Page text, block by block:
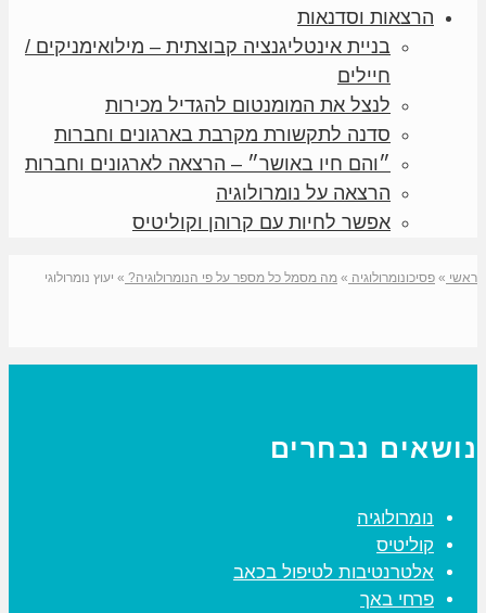
הרצאות וסדנאות
בניית אינטליגנציה קבוצתית – מילואימניקים /
חיילים
לנצל את המומנטום להגדיל מכירות
סדנה לתקשורת מקרבת בארגונים וחברות
״והם חיו באושר״ – הרצאה לארגונים וחברות
הרצאה על נומרולוגיה
אפשר לחיות עם קרוהן וקוליטיס
ראשי » פסיכונומרולוגיה » מה מסמל כל מספר על פי הנומרולוגיה? » יעוץ נומרולוגי
נושאים נבחרים
נומרולוגיה
קוליטיס
אלטרנטיבות לטיפול בכאב
פרחי באך